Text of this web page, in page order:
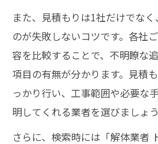
また、見積もりは1社だけでな
のが失敗しないコツです。各社
容を比較することで、不明瞭な
項目の有無が分かります。見積
っかり行い、工事範囲や必要な
明してくれる業者を選びましょう
さらに、検索時には「解体業者